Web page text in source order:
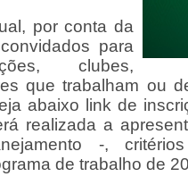
por conta da
para
clubes,
que trabalham ou
abaixo link de
realizada a
-,
de trabalho de